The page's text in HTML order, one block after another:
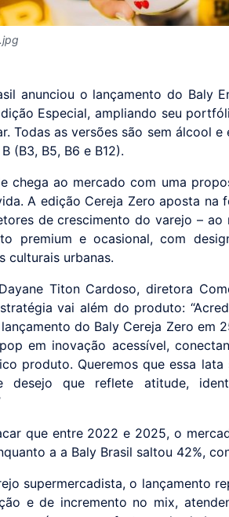
anunciou o lançamento do Baly
Especial, ampliando seu
Todas as versões são sem álcool
(B3, B5, B6 e B12).
chega ao mercado com uma
A edição Cereja Zero aposta na
de crescimento do varejo – ao
premium e ocasional, com
culturais urbanas.
Titon Cardoso, diretora
vai além do produto:
do Baly Cereja Zero em
em inovação acessível,
produto. Queremos que essa
desejo que reflete atitude,
que entre 2022 e 2025, o
a a Baly Brasil saltou 42%,
supermercadista, o lançamento
e de incremento no mix,